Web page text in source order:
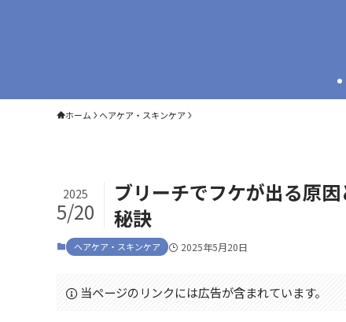
ホーム ヘアケア・スキンケア
ブリーチでフケが出る原
秘訣
2025
5/20
ヘアケア・スキンケア 2025年5月20日
当ページのリンクには広告が含まれています。